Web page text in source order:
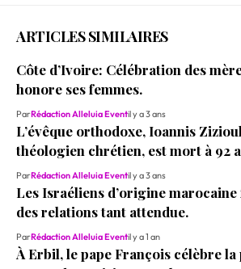
ARTICLES SIMILAIRES
Côte d’Ivoire: Célébration des
honore ses femmes.
ParRédaction Alleluia Eventil y a 3 ans
L’évêque orthodoxe, Ioannis
théologien chrétien, est mort à 92
ParRédaction Alleluia Eventil y a 3 ans
Les Israéliens d’origine
des relations tant attendue.
ParRédaction Alleluia Eventil y a 1 an
À Erbil, le pape François célèbre